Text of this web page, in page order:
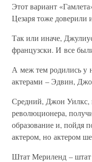
Этот вариант
Цезаря тоже
Так или иначе,
французски. И все
А меж тем родились у
актерами – Эдвин,
Средний, Джон Уилкс,
революционера,
образование и, пойдя
актером, но актером
Штат Мериленд –